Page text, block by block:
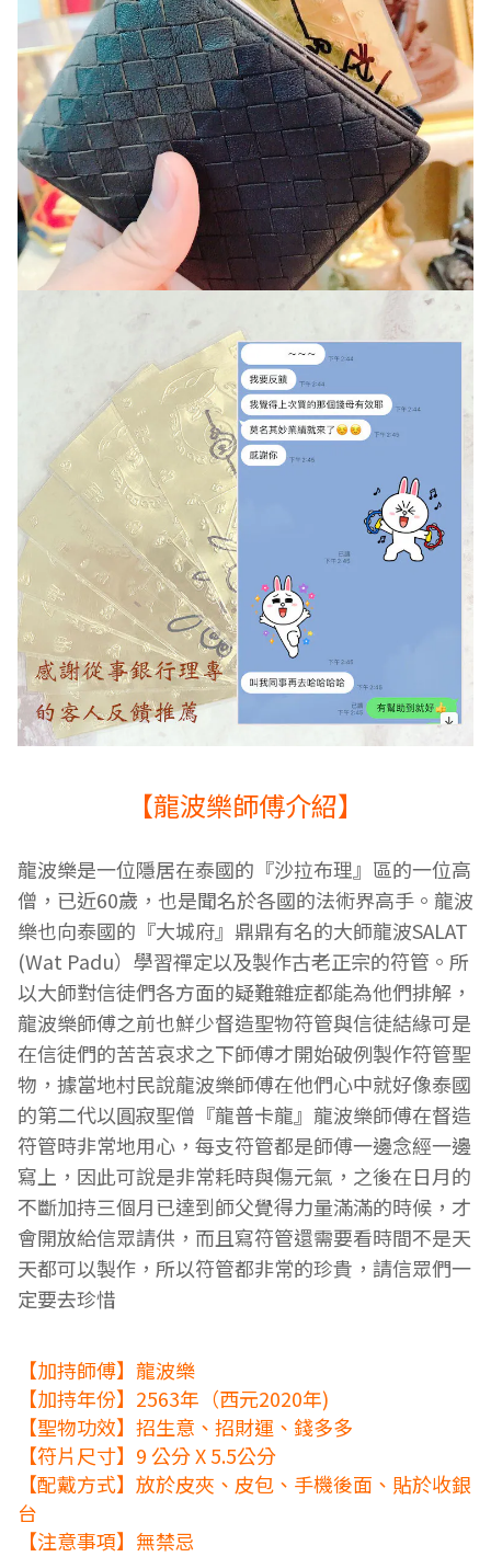
【龍波樂師傅介紹】
龍波樂是一位隱居在泰國的『沙拉布理』區的一位高
僧，已近60歲， 也是聞名於各國的法術界高手。龍波
樂也向泰國的『大城府』鼎鼎有名的大師龍波SALAT
(Wat Padu）學習禪定以及製作古老正宗的符管。所
以大師對信徒們各方面的疑難雜症都能為他們排解，
龍波樂師傅之前也鮮少督造聖物符管與信徒結緣可是
在信徒們的苦苦哀求之下師傅才開始破例製作符管聖
物，據當地村民說龍波樂師傅在他們心中就好像泰國
的第二代以圓寂聖僧『龍普卡龍』 龍波樂師傅在督造
符管時非常地用心，每支符管都是師傅一邊念經一邊
寫上， 因此可說是非常耗時與傷元氣，之後在日月的
不斷加持三個月已達到師父覺得力量滿滿的時候，才
會開放給信眾請供，而且寫符管還需要看時間不是天
天都可以製作，所以符管都非常的珍貴，請信眾們一
定要去珍惜
【加持師傅】龍波樂
【加持年份】2563年（西元2020年)
【聖物功效】招生意、招財運、錢多多
【符片尺寸】9 公分 X 5.5公分
【配戴方式】放於皮夾、皮包、手機後面、貼於收銀
台
【注意事項】無禁忌